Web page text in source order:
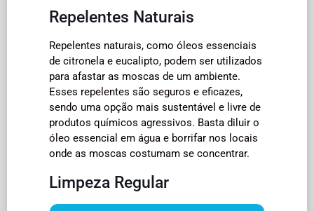
Repelentes Naturais
Repelentes naturais, como óleos essenciais
de citronela e eucalipto, podem ser utilizados
para afastar as moscas de um ambiente.
Esses repelentes são seguros e eficazes,
sendo uma opção mais sustentável e livre de
produtos químicos agressivos. Basta diluir o
óleo essencial em água e borrifar nos locais
onde as moscas costumam se concentrar.
Limpeza Regular